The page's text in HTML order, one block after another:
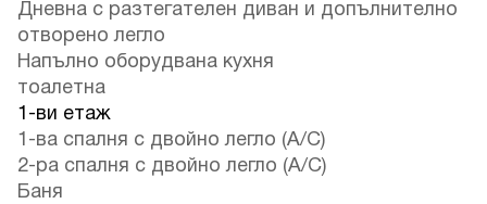
Дневна с разтегателен диван и допълнително
отворено легло
Напълно оборудвана кухня
тоалетна
1-ви етаж
1-ва спалня с двойно легло (A/C)
2-ра спалня с двойно легло (A/C)
Баня